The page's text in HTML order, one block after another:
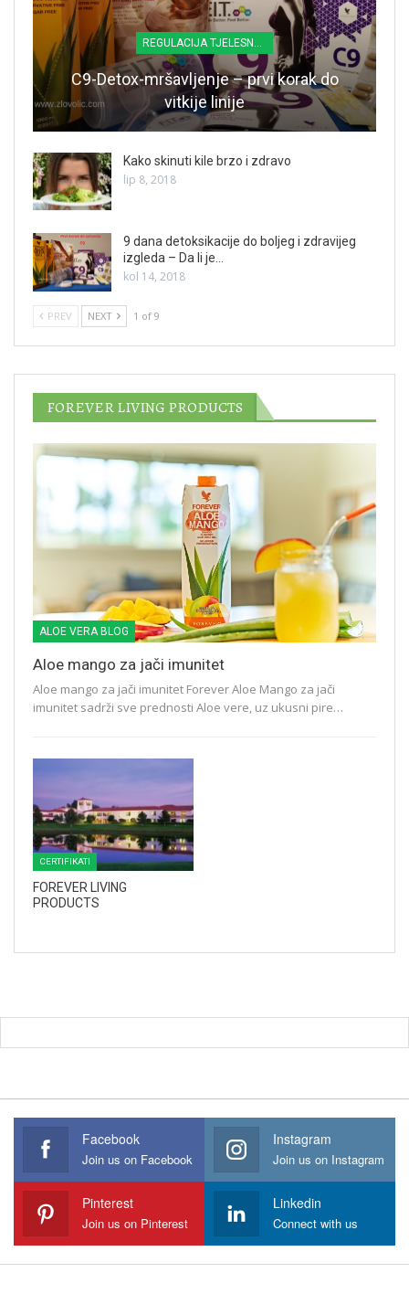
C9-Detox-mršavljenje – prvi korak do
vitkije linije
Kako skinuti kile brzo i zdravo
lip 8, 2018
9 dana detoksikacije do boljeg i zdravijeg
izgleda – Da li je…
kol 14, 2018
PREV NEXT 1 of 9
FOREVER LIVING PRODUCTS
ALOE VERA BLOG
Aloe mango za jači imunitet
Aloe mango za jači imunitet Forever Aloe Mango za jači
imunitet sadrži sve prednosti Aloe vere, uz ukusni pire…
CERTIFIKATI
FOREVER LIVING
PRODUCTS
Facebook
Join us on Facebook
Instagram
Join us on Instagram
Pinterest
Join us on Pinterest
Linkedin
Connect with us